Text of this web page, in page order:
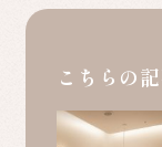
こちらの